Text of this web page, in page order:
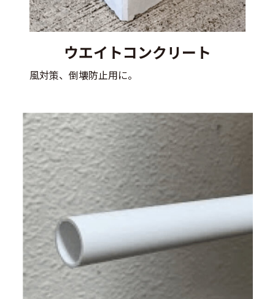
ウエイトコンクリート
風対策、倒壊防止用に。